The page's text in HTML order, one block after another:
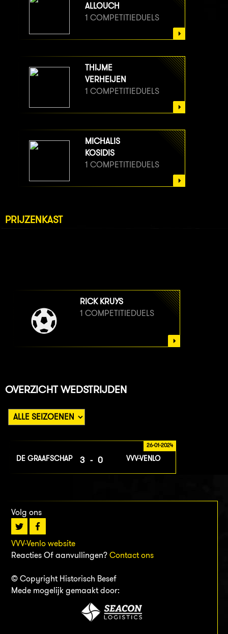
ALLOUCH
1 COMPETITIEDUELS
THIJME
VERHEIJEN
1 COMPETITIEDUELS
MICHALIS
KOSIDIS
1 COMPETITIEDUELS
PRIJZENKAST
RICK KRUYS
1 COMPETITIEDUELS
OVERZICHT WEDSTRIJDEN
26-01-2024
DE GRAAFSCHAP 3-0 VVV-VENLO
Volg ons
VVV-Venlo website
Reacties Of aanvullingen? Contact ons
© Copyright Historisch Besef
Mede mogelijk gemaakt door: